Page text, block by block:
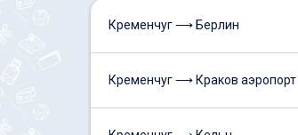
Кременчуг ⟶ Берлин
Кременчуг ⟶ Краков аэропорт